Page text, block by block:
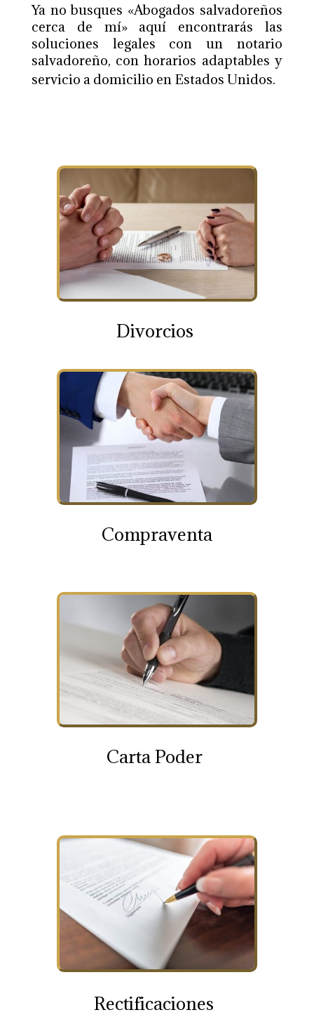
Ya no busques «Abogados salvadoreños
cerca de mí» aquí encontrarás las
soluciones legales con un notario
salvadoreño, con horarios adaptables y
servicio a domicilio en Estados Unidos.
Divorcios
Compraventa
Carta Poder
Rectificaciones